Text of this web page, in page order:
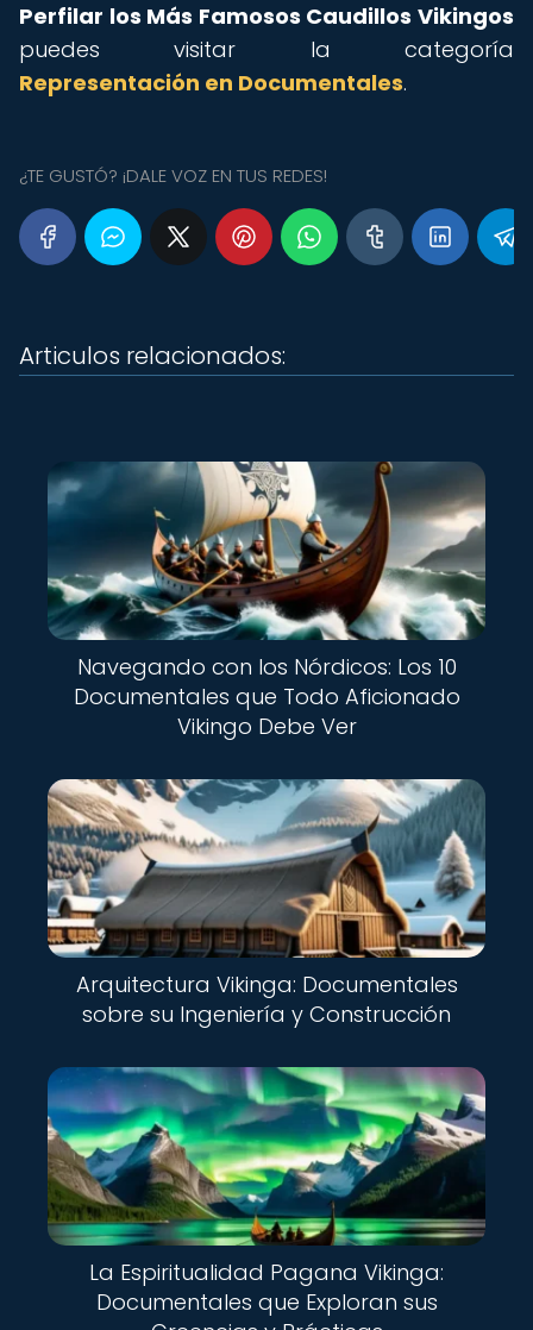
Perfilar los Más Famosos Caudillos Vikingos
puedes visitar la categoría
Representación en Documentales.
¿TE GUSTÓ? ¡DALE VOZ EN TUS REDES!
Articulos relacionados:
Navegando con los Nórdicos: Los 10
Documentales que Todo Aficionado
Vikingo Debe Ver
Arquitectura Vikinga: Documentales
sobre su Ingeniería y Construcción
La Espiritualidad Pagana Vikinga:
Documentales que Exploran sus